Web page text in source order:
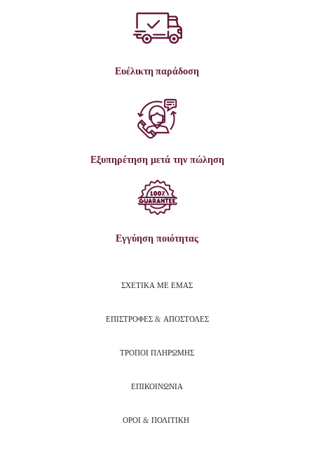
Ευέλικτη παράδοση
Εξυπηρέτηση μετά την πώληση
Εγγύηση ποιότητας
ΣΧΕΤΙΚΑ ΜΕ ΕΜΑΣ
ΕΠΙΣΤΡΟΦΕΣ & ΑΠΟΣΤΟΛΕΣ
ΤΡΟΠΟΙ ΠΛΗΡΩΜΗΣ
ΕΠΙΚΟΙΝΩΝΙΑ
ΟΡΟΙ & ΠΟΛΙΤΙΚΗ